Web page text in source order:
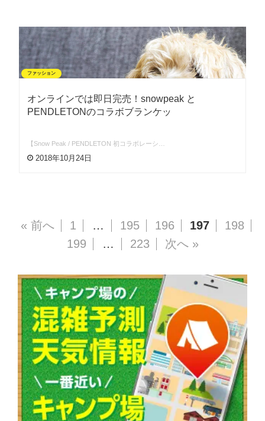
ファッション
オンラインでは即日完売！snowpeak と
PENDLETONのコラボブランケッ
【Snow Peak / PENDLETON 初コラボレーシ…
2018年10月24日
« 前へ 1 … 195 196 197
198
199
… 223 次へ »